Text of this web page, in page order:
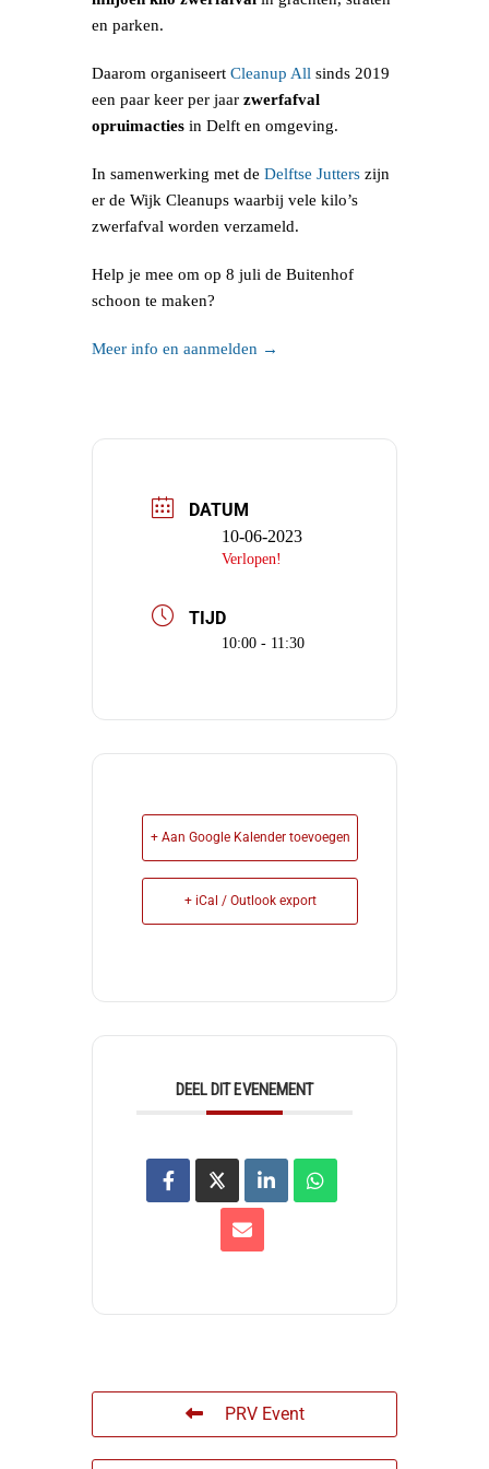
en parken.
Daarom organiseert Cleanup All sinds 2019
een paar keer per jaar zwerfafval
opruimacties in Delft en omgeving.
In samenwerking met de Delftse Jutters zijn
er de Wijk Cleanups waarbij vele kilo’s
zwerfafval worden verzameld.
Help je mee om op 8 juli de Buitenhof
schoon te maken?
Meer info en aanmelden →
DATUM
10-06-2023
Verlopen!
TIJD
10:00 - 11:30
+ Aan Google Kalender toevoegen
+ iCal / Outlook export
DEEL DIT EVENEMENT
PRV Event